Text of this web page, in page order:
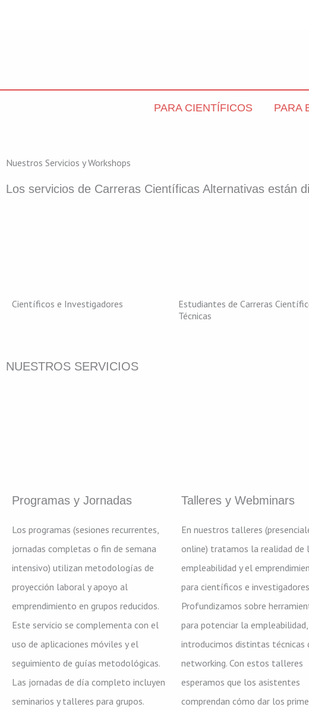
PARA CIENTÍFICOS PARA
Nuestros Servicios y Workshops
Los servicios de Carreras Científicas Alternativas están
Científicos e Investigadores
Estudiantes de Carreras
Técnicas
NUESTROS SERVICIOS
Programas y Jornadas
Los programas (sesiones recurrentes,
jornadas completas o fin de semana
intensivo) utilizan metodologías de
proyección laboral y apoyo al
emprendimiento en grupos reducidos.
Este servicio se complementa con el
uso de aplicaciones móviles y el
seguimiento de guías metodológicas.
Las jornadas de día completo incluyen
seminarios y talleres para grupos.
Talleres y Webminars
En nuestros talleres
online) tratamos la realidad de
empleabilidad y el
para científicos e
Profundizamos sobre
para potenciar la empleabilidad,
introducimos distintas técnicas
networking. Con estos talleres
esperamos que los asistentes
comprendan cómo dar los